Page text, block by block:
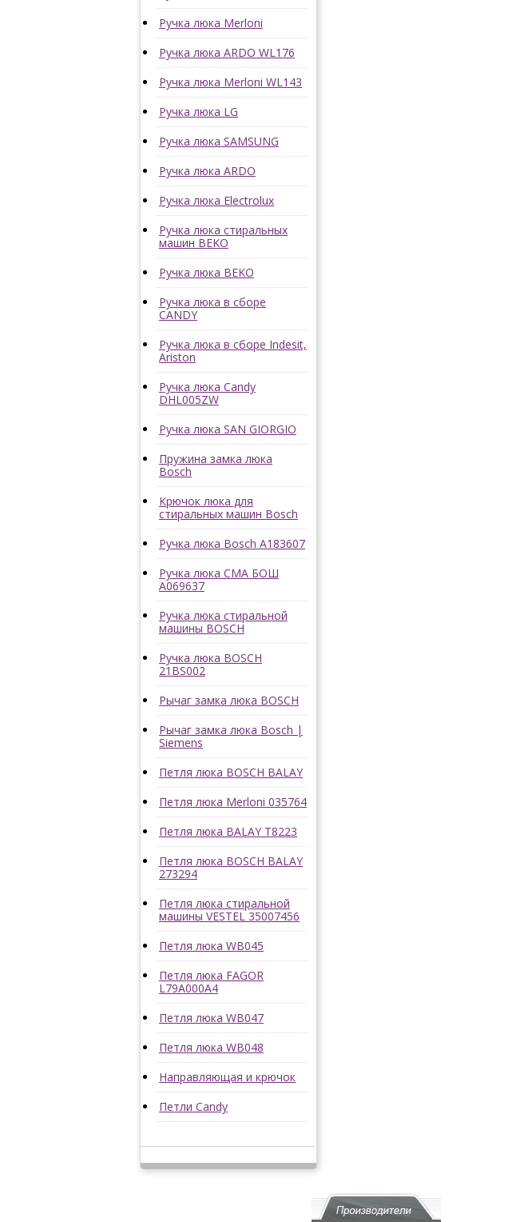
Ручка люка Merloni
Ручка люка ARDO WL176
Ручка люка Merloni WL143
Ручка люка LG
Ручка люка SAMSUNG
Ручка люка ARDO
Ручка люка Electrolux
Ручка люка стиральных
машин BEKO
Ручка люка BEKO
Ручка люка в сборе
CANDY
Ручка люка в сборе Indesit,
Ariston
Ручка люка Candy
DHL005ZW
Ручка люка SAN GIORGIO
Пружина замка люка
Bosch
Крючок люка для
стиральных машин Bosch
Ручка люка Bosch A183607
Ручка люка СМА БОШ
A069637
Ручка люка стиральной
машины BOSCH
Ручка люка BOSCH
21BS002
Рычаг замка люка BOSCH
Рычаг замка люка Bosch |
Siemens
Петля люка BOSCH BALAY
Петля люка Merloni 035764
Петля люка BALAY T8223
Петля люка BOSCH BALAY
273294
Петля люка стиральной
машины VESTEL 35007456
Петля люка WB045
Петля люка FAGOR
L79A000A4
Петля люка WB047
Петля люка WB048
Направляющая и крючок
Петли Candy